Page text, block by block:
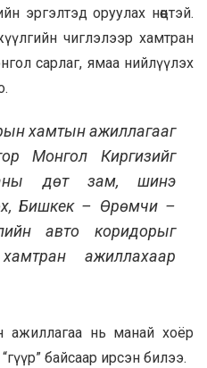
эргэлтэд оруулах нөөцтэй.
чиглэлээр хамтран
сарлаг, ямаа нийлүүлэх
хамтын ажиллагааг
Монгол Киргизийг
дөт зам, шинэ
Бишкек – Өрөмчи –
авто коридорыг
ажиллахаар
ажиллагаа нь манай хоёр
байсаар ирсэн билээ.